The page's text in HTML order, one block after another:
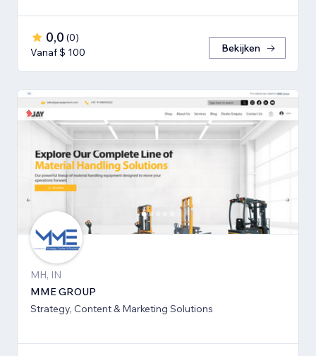
0,0 (0)
Vanaf $ 100
Bekijken
MH, IN
MME GROUP
Strategy, Content & Marketing Solutions